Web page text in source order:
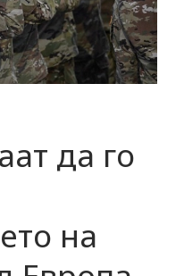
да го
на